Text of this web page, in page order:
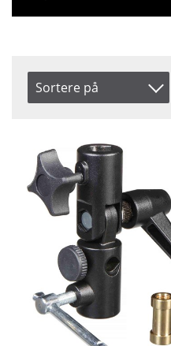
Sortere på
Benämning